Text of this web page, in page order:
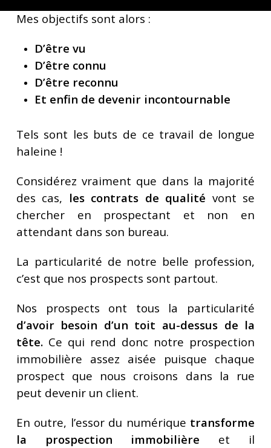
Mes objectifs sont alors :
D’être vu
D’être connu
D’être reconnu
Et enfin de devenir incontournable
Tels sont les buts de ce travail de longue
haleine !
Considérez vraiment que dans la majorité
des cas, les contrats de qualité vont se
chercher en prospectant et non en
attendant dans son bureau.
La particularité de notre belle profession,
c’est que nos prospects sont partout.
Nos prospects ont tous la particularité
d’avoir besoin d’un toit au-dessus de la
tête.Ce qui rend donc notre prospection
immobilière assez aisée puisque chaque
prospect que nous croisons dans la rue
peut devenir un client.
En outre, l’essor du numérique transforme
la prospection immobilière et il